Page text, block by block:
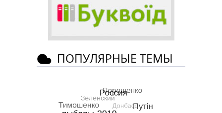
ПОПУЛЯРНЫЕ ТЕМЫ